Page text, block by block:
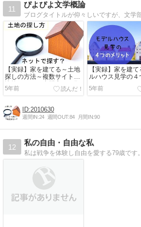
11
ぴよぴよ文学概論
【実録】家を建てる～土地
探しの方法～複数サイトの
比較をしつつ専門家にお願
いしよう
5年前
【実録】家を建
ルハウス見学の４
ット～
5年前
2010630
週間IN:24 週間OUT:84 月間IN:90
12
私の自由・自由な私